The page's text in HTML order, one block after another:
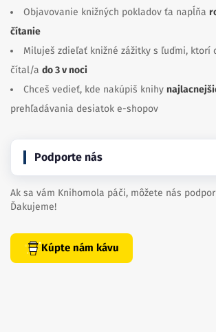
Objavovanie knižných pokladov ťa napĺňa
čítanie
Miluješ zdieľať knižné zážitky s ľuďmi, ktorí
čítal/a do 3 v noci
Chceš vedieť, kde nakúpiš knihy
prehľadávania desiatok e-shopov
Podporte nás
Ak sa vám Knihomola páči, môžete nás
Ďakujeme!
Kúpte nám kávu